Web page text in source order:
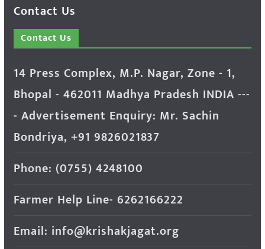
Contact Us
Contact Us
14 Press Complex, M.P. Nagar, Zone - 1,
Bhopal - 462011 Madhya Pradesh INDIA ---
- Advertisement Enquiry: Mr. Sachin
Bondriya, +91 9826021837
Phone: (0755) 4248100
Farmer Help Line- 6262166222
Email: info@krishakjagat.org